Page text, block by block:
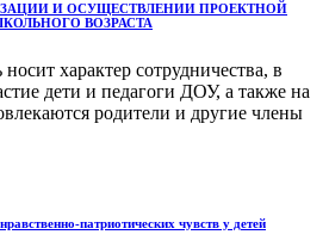
И ОСУЩЕСТВЛЕНИИ ПРОЕКТНОЙ
ВОЗРАСТА
характер сотрудничества, в
дети и педагоги ДОУ, а также на
родители и другие члены
патриотических чувств у детей